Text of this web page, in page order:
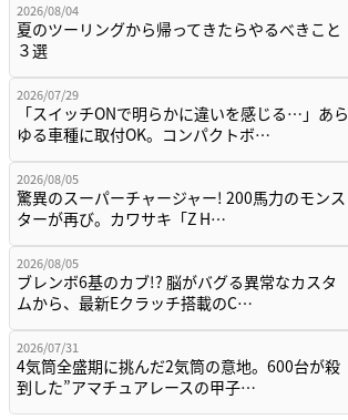
2026/08/04
夏のツーリングから帰ってきたらやるべきこと
３選
2026/07/29
「スイッチONで明らかに違いを感じる…」あら
ゆる車種に取付OK。コンパクトボ…
2026/08/05
驚異のスーパーチャージャー! 200馬力のモンス
ターが再び。カワサキ「Z H…
2026/08/05
ブレンボ6基のカブ!? 脳がバグる異常なカスタ
ムから、最新Eクラッチ搭載のC…
2026/07/31
4気筒全盛期に挑んだ2気筒の意地。600台が殺
到した”アマチュアレースの甲子…